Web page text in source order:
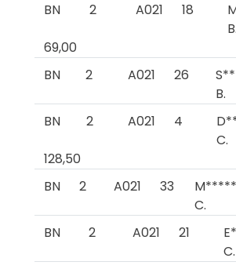
BN
2 A021 18
B.
69,00
BN
2 A021 26
B.
BN 2 A021 4
C.
128,50
BN
2 A021 33
C.
BN 2 A021 21
C.